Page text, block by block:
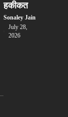
हकीकत
Sonaley Jain
July 28,
2026